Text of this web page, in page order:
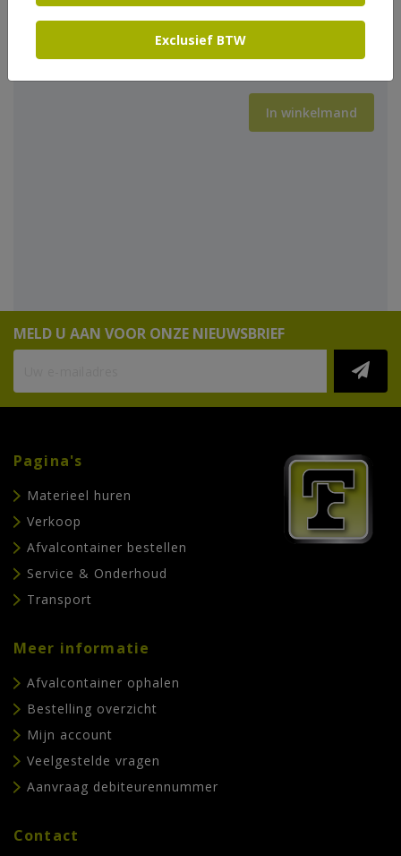
In winkelmand
MELD U AAN VOOR ONZE NIEUWSBRIEF
Pagina's
Materieel huren
Verkoop
Afvalcontainer bestellen
Service & Onderhoud
Transport
Meer informatie
Afvalcontainer ophalen
Bestelling overzicht
Mijn account
Veelgestelde vragen
Aanvraag debiteurennummer
Contact
Exclusief BTW